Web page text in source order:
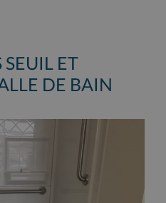
SEUIL ET
DE BAIN